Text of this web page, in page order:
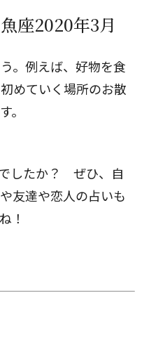
座2020年3月
。例えば、好物を食
めていく場所のお散
。
したか？ ぜひ、自
友達や恋人の占いも
！